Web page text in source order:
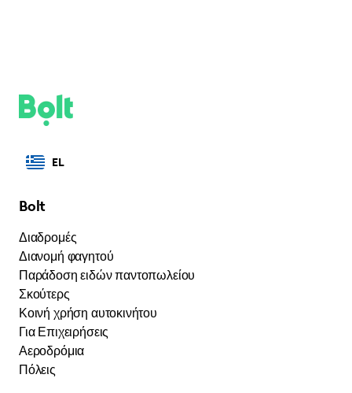
EL
Bolt
Διαδρομές
Διανομή φαγητού
Παράδοση ειδών παντοπωλείου
Σκούτερς
Κοινή χρήση αυτοκινήτου
Για Επιχειρήσεις
Αεροδρόμια
Πόλεις